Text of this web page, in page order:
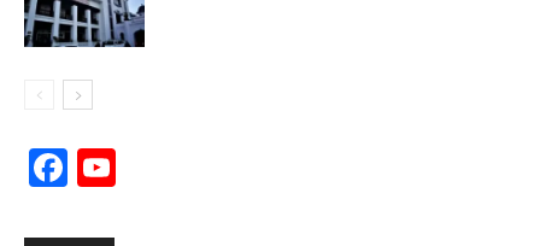
Facebook